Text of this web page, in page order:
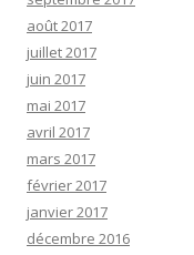
août 2017
juillet 2017
juin 2017
mai 2017
avril 2017
mars 2017
février 2017
janvier 2017
décembre 2016